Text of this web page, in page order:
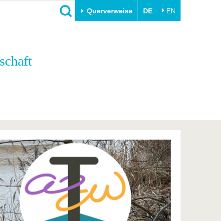
Querverweise DE EN
Transfer
Innovative Transferprojekte
Lernen Sie uns kennen
BTU & Region erleben